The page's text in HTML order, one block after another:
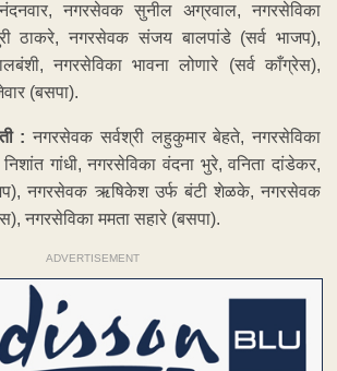
नगरसेवक सुनील अग्रवाल, नगरसेविका
ठाकरे, नगरसेवक संजय बालपांडे (सर्व भाजप),
नगरसेविका भावना लोणारे (सर्व काँग्रेस),
(बसपा).
: नगरसेवक सर्वश्री लहुकुमार बेहते, नगरसेविका
गांधी, नगरसेविका वंदना भुरे, वनिता दांडेकर,
नगरसेवक ऋषिकेश उर्फ बंटी शेळके, नगरसेवक
नगरसेविका ममता सहारे (बसपा).
ADVERTISEMENT